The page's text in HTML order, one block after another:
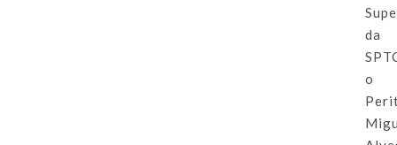
da
o